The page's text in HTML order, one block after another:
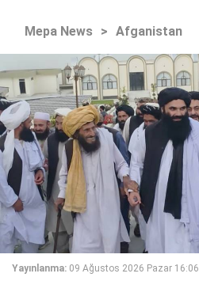
Mepa News > Afganistan
Yayınlanma: 09 Ağustos 2026 Pazar 16:06